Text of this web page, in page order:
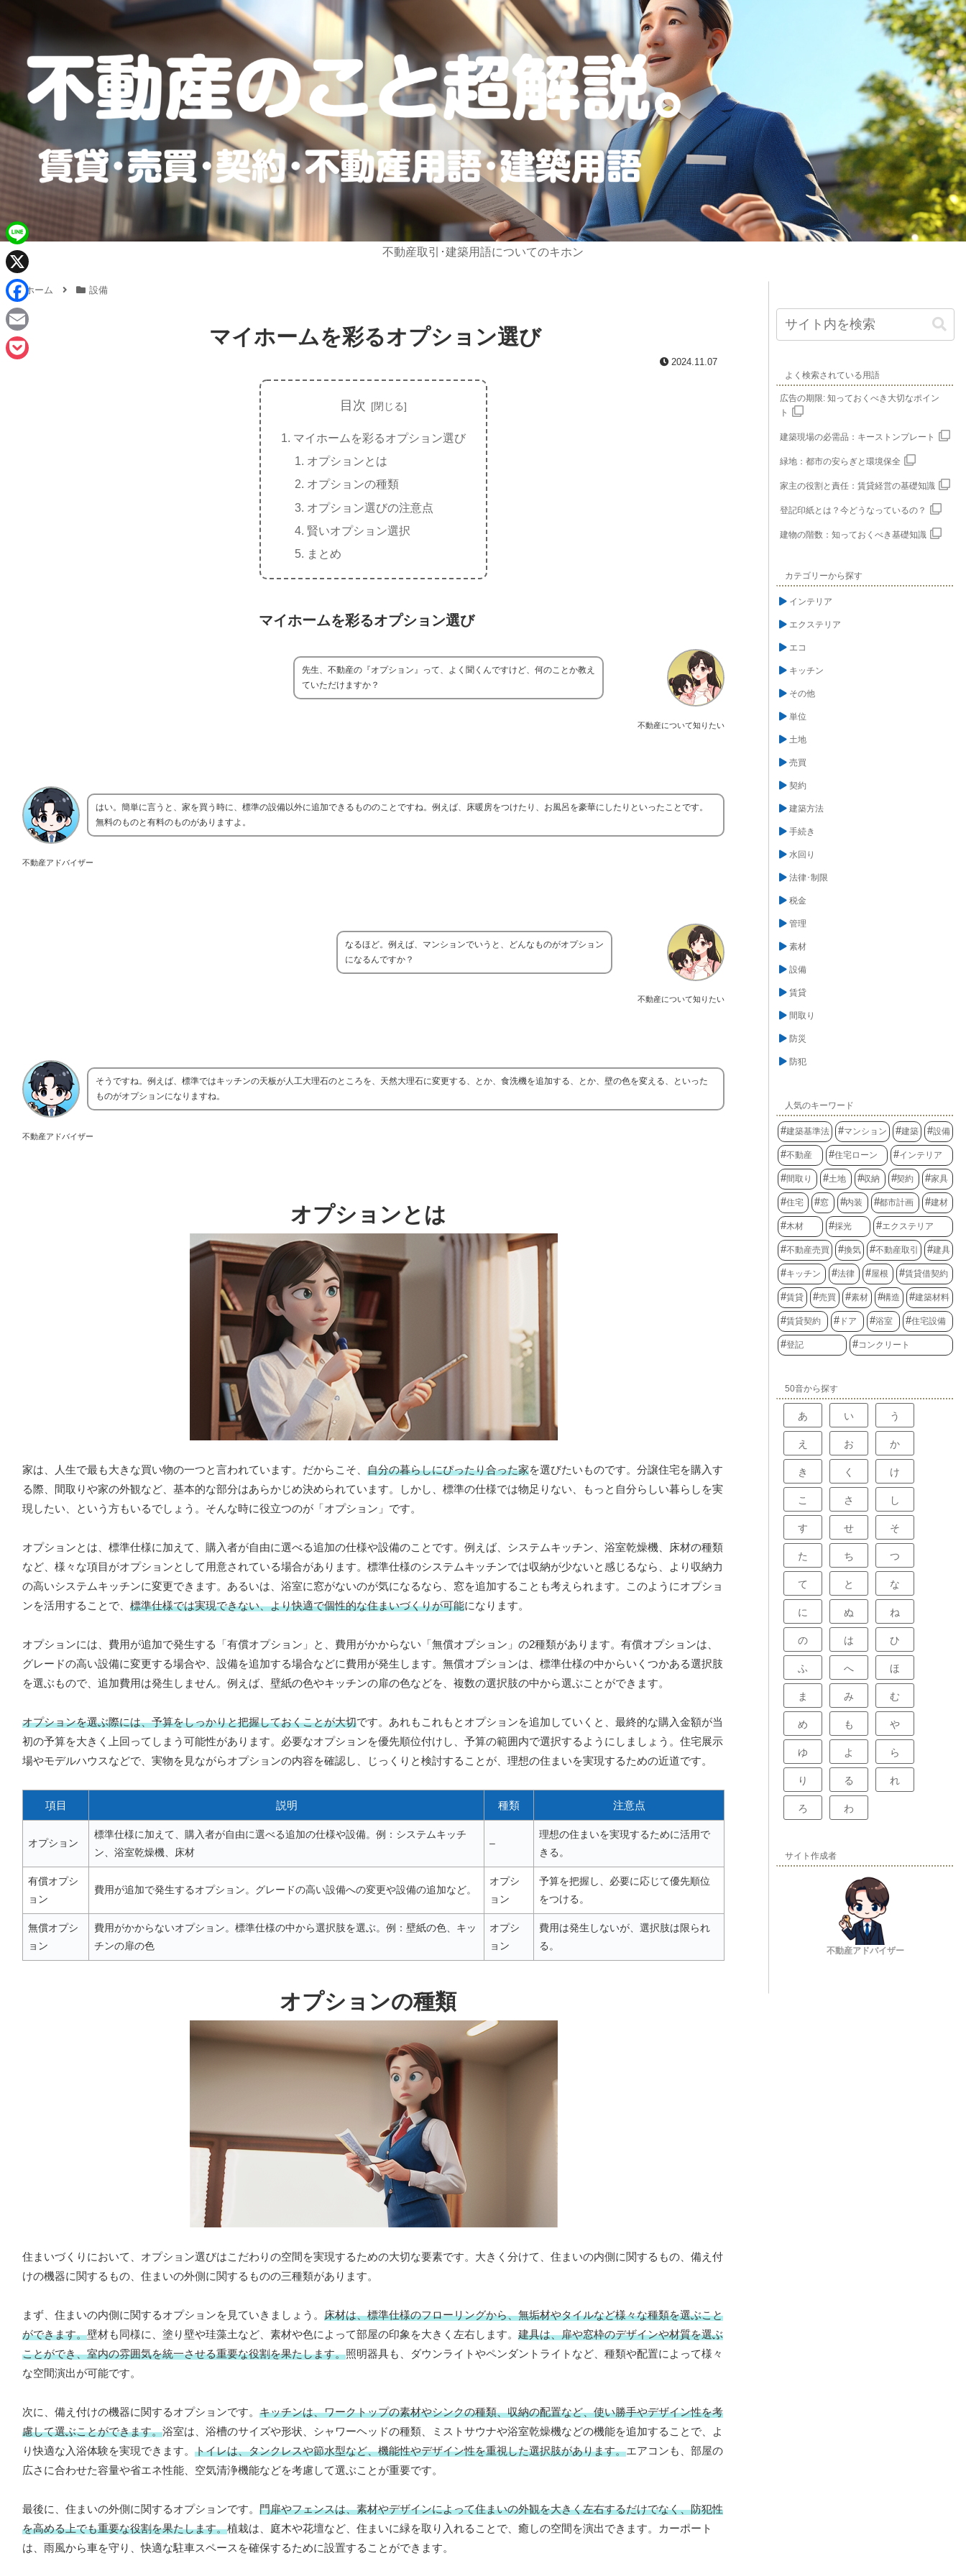
不動産取引･建築用語についてのキホン
ホーム 設備
マイホームを彩るオプション選び
2024.11.07
目次
マイホームを彩るオプション選び
オプションとは
オプションの種類
オプション選びの注意点
賢いオプション選択
まとめ
マイホームを彩るオプション選び
不動産について知りたい
先生、不動産の『オプション』って、よく聞くんですけど、何のことか教え
ていただけますか？
不動産アドバイザー
はい。簡単に言うと、家を買う時に、標準の設備以外に追加できるもののことですね。例えば、床暖房をつけたり、お風呂を豪華にしたりといったことです。
無料のものと有料のものがありますよ。
不動産について知りたい
なるほど。例えば、マンションでいうと、どんなものがオプション
になるんですか？
不動産アドバイザー
そうですね。例えば、標準ではキッチンの天板が人工大理石のところを、天然大理石に変更する、とか、食洗機を追加する、とか、壁の色を変える、といった
ものがオプションになりますね。
オプションとは
家は、人生で最も大きな買い物の一つと言われています。だからこそ、 自分の暮らしにぴったり合った家を選びたいものです。分譲住宅を購入す
る際、間取りや家の外観など、基本的な部分はあらかじめ決められています。しかし、標準の仕様では物足りない、もっと自分らしい暮らしを実
現したい、という方もいるでしょう。そんな時に役立つのが「オプション」です。
オプションとは、標準仕様に加えて、購入者が自由に選べる追加の仕様や設備のことです。例えば、システムキッチン、浴室乾燥機、床材の種類
など、様々な項目がオプションとして用意されている場合があります。標準仕様のシステムキッチンでは収納が少ないと感じるなら、より収納力
の高いシステムキッチンに変更できます。あるいは、浴室に窓がないのが気になるなら、窓を追加することも考えられます。このようにオプショ
ンを活用することで、 標準仕様では実現できない、より快適で個性的な住まいづくりが可能になります。
オプションには、費用が追加で発生する「有償オプション」と、費用がかからない「無償オプション」の2種類があります。有償オプションは、
グレードの高い設備に変更する場合や、設備を追加する場合などに費用が発生します。無償オプションは、標準仕様の中からいくつかある選択肢
を選ぶもので、追加費用は発生しません。例えば、壁紙の色やキッチンの扉の色などを、複数の選択肢の中から選ぶことができます。
オプションを選ぶ際には、予算をしっかりと把握しておくことが大切です。あれもこれもとオプションを追加していくと、最終的な購入金額が当
初の予算を大きく上回ってしまう可能性があります。必要なオプションを優先順位付けし、予算の範囲内で選択するようにしましょう。住宅展示
場やモデルハウスなどで、実物を見ながらオプションの内容を確認し、じっくりと検討することが、理想の住まいを実現するための近道です。
項目 説明 種類 注意点
オプション
標準仕様に加えて、購入者が自由に選べる追加の仕様や設備。例：システムキッチ
ン、浴室乾燥機、床材
–
理想の住まいを実現するために活用で
きる。
有償オプシ
ョン
費用が追加で発生するオプション。グレードの高い設備への変更や設備の追加など。
オプシ
ョン
予算を把握し、必要に応じて優先順位
をつける。
無償オプシ
ョン
費用がかからないオプション。標準仕様の中から選択肢を選ぶ。例：壁紙の色、キッ
チンの扉の色
オプシ
ョン
費用は発生しないが、選択肢は限られ
る。
オプションの種類
住まいづくりにおいて、オプション選びはこだわりの空間を実現するための大切な要素です。大きく分けて、住まいの内側に関するもの、備え付
けの機器に関するもの、住まいの外側に関するものの三種類があります。
まず、住まいの内側に関するオプションを見ていきましょう。 床材は、標準仕様のフローリングから、無垢材やタイルなど様々な種類を選ぶこと
ができます。壁材も同様に、塗り壁や珪藻土など、素材や色によって部屋の印象を大きく左右します。 建具は、扉や窓枠のデザインや材質を選ぶ
ことができ、室内の雰囲気を統一させる重要な役割を果たします。照明器具も、ダウンライトやペンダントライトなど、種類や配置によって様々
な空間演出が可能です。
次に、備え付けの機器に関するオプションです。 キッチンは、ワークトップの素材やシンクの種類、収納の配置など、使い勝手やデザイン性を考
慮して選ぶことができます。浴室は、浴槽のサイズや形状、シャワーヘッドの種類、ミストサウナや浴室乾燥機などの機能を追加することで、よ
り快適な入浴体験を実現できます。 トイレは、タンクレスや節水型など、機能性やデザイン性を重視した選択肢があります。エアコンも、部屋の
広さに合わせた容量や省エネ性能、空気清浄機能などを考慮して選ぶことが重要です。
最後に、住まいの外側に関するオプションです。 門扉やフェンスは、素材やデザインによって住まいの外観を大きく左右するだけでなく、防犯性
を高める上でも重要な役割を果たします。植栽は、庭木や花壇など、住まいに緑を取り入れることで、癒しの空間を演出できます。カーポート
は、雨風から車を守り、快適な駐車スペースを確保するために設置することができます。
よく検索されている用語
広告の期限: 知っておくべき大切なポイン
ト
建築現場の必需品：キーストンプレート
緑地：都市の安らぎと環境保全
家主の役割と責任：賃貸経営の基礎知識
登記印紙とは？今どうなっているの？
建物の階数：知っておくべき基礎知識
カテゴリーから探す
インテリア
エクステリア
エコ
キッチン
その他
単位
土地
売買
契約
建築方法
手続き
水回り
法律･制限
税金
管理
素材
設備
賃貸
間取り
防災
防犯
人気のキーワード
建築基準法 マンション 建築 設備
不動産 住宅ローン インテリア
間取り 土地 収納 契約 家具
住宅 窓 内装 都市計画 建材
木材 採光 エクステリア
不動産売買 換気 不動産取引 建具
キッチン 法律 屋根 賃貸借契約
賃貸 売買 素材 構造 建築材料
賃貸契約 ドア 浴室 住宅設備
登記 コンクリート
50音から探す
あ い う
え お か
き く け
こ さ し
す せ そ
た ち つ
て と な
に ぬ ね
の は ひ
ふ へ ほ
ま み む
め も や
ゆ よ ら
り る れ
ろ わ
サイト作成者
不動産アドバイザー
L
n
e
X
F
a
c
E